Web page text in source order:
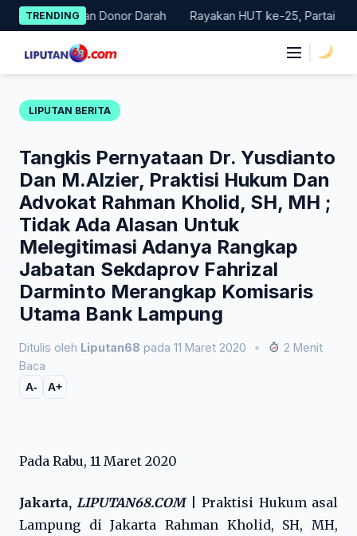
Skip
to
content
TRENDING
Gerakan Donor Darah Rayakan HUT ke-25, Partai Demokrat
LIPUTAN BERITA
Tangkis Pernyataan Dr. Yusdianto
Dan M.Alzier, Praktisi Hukum Dan
Advokat Rahman Kholid, SH, MH ;
Tidak Ada Alasan Untuk
Melegitimasi Adanya Rangkap
Jabatan Sekdaprov Fahrizal
Darminto Merangkap Komisaris
Utama Bank Lampung
Ditulis oleh Liputan68 pada 11 Maret 2020 •
2 Menit
Baca
A- A+
Pada Rabu, 11 Maret 2020
Jakarta,LIPUTAN68.COM| Praktisi Hukum asal
Lampung di Jakarta Rahman Kholid, SH, MH,